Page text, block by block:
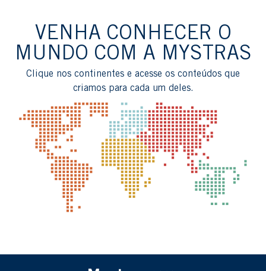
VENHA CONHECER O
MUNDO COM A MYSTRAS
Clique nos continentes e acesse os conteúdos que
criamos para cada um deles.